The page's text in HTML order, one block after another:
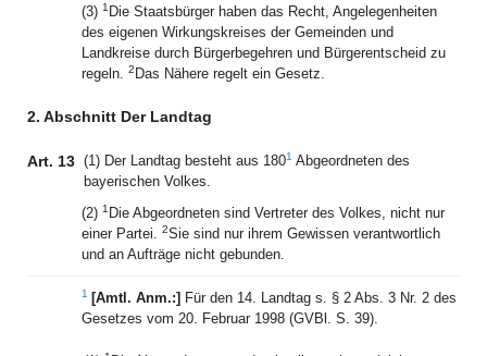
(3) 1 Die Staatsbürger haben das Recht, Angelegenheiten
des eigenen Wirkungskreises der Gemeinden und
Landkreise durch Bürgerbegehren und Bürgerentscheid zu
regeln. 2 Das Nähere regelt ein Gesetz.
2. Abschnitt Der Landtag
Art. 13 (1) Der Landtag besteht aus 1801 Abgeordneten des
bayerischen Volkes.
(2) 1 Die Abgeordneten sind Vertreter des Volkes, nicht nur
einer Partei. 2Sie sind nur ihrem Gewissen verantwortlich
und an Aufträge nicht gebunden.
1 [Amtl. Anm.:] Für den 14. Landtag s. § 2 Abs. 3 Nr. 2 des
Gesetzes vom 20. Februar 1998 (GVBl. S. 39).